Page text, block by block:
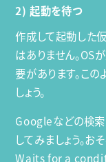
2) 起動を待つ
作成して起動した
はありません。OS
要があります。こ
しょう。
Googleなどの検
してみましょう。お
Waits for a